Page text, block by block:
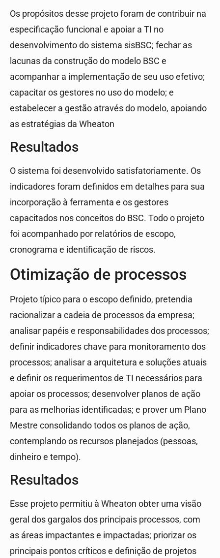
Os propósitos desse projeto foram de contribuir na
especificação funcional e apoiar a TI no
desenvolvimento do sistema sisBSC; fechar as
lacunas da construção do modelo BSC e
acompanhar a implementação de seu uso efetivo;
capacitar os gestores no uso do modelo; e
estabelecer a gestão através do modelo, apoiando
as estratégias da Wheaton
Resultados
O sistema foi desenvolvido satisfatoriamente. Os
indicadores foram definidos em detalhes para sua
incorporação à ferramenta e os gestores
capacitados nos conceitos do BSC. Todo o projeto
foi acompanhado por relatórios de escopo,
cronograma e identificação de riscos.
Otimização de processos
Projeto típico para o escopo definido, pretendia
racionalizar a cadeia de processos da empresa;
analisar papéis e responsabilidades dos processos;
definir indicadores chave para monitoramento dos
processos; analisar a arquitetura e soluções atuais
e definir os requerimentos de TI necessários para
apoiar os processos; desenvolver planos de ação
para as melhorias identificadas; e prover um Plano
Mestre consolidando todos os planos de ação,
contemplando os recursos planejados (pessoas,
dinheiro e tempo).
Resultados
Esse projeto permitiu à Wheaton obter uma visão
geral dos gargalos dos principais processos, com
as áreas impactantes e impactadas; priorizar os
principais pontos críticos e definição de projetos